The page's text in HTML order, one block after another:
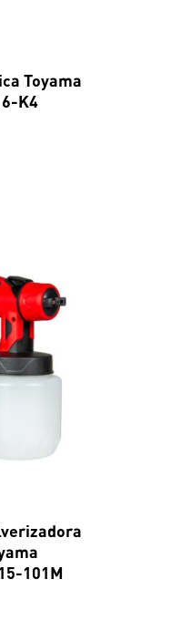
Toyama
K4
101M